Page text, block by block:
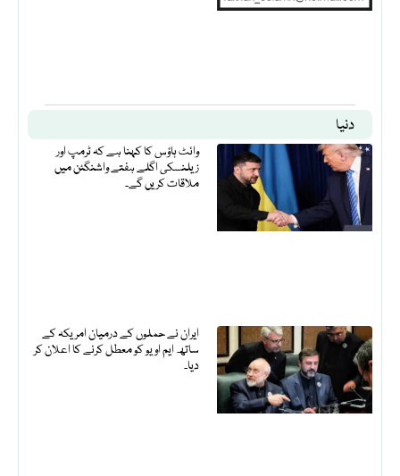
دنیا
وائٹ ہاؤس کا کہنا ہے کہ ٹرمپ اور
زیلنسکی اگلے ہفتے واشنگٹن میں
ملاقات کریں گے۔
ایران نے حملوں کے درمیان امریکہ کے
ساتھ ایم او یو کو معطل کرنے کا اعلان کر
دیا۔